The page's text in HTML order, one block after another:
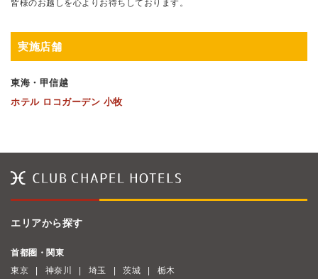
皆様のお越しを心よりお待ちしております。
実施店舗
東海・甲信越
ホテル ロコガーデン 小牧
エリアから探す
首都圏・関東
東京
神奈川 埼玉 茨城 栃木